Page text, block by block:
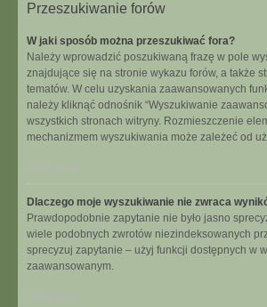
Przeszukiwanie forów
W jaki sposób można przeszukiwać fora?
Należy wprowadzić poszukiwaną frazę w pole
znajdujące się na stronie wykazu forów, a także
tematów. W celu uzyskania zaawansowanych
należy kliknąć odnośnik “Wyszukiwanie
wszystkich stronach witryny. Rozmieszczenie
mechanizmem wyszukiwania może zależeć od
Dlaczego moje wyszukiwanie nie zwraca
Prawdopodobnie zapytanie nie było jasno
wiele podobnych zwrotów niezindeksowanych
sprecyzuj zapytanie – użyj funkcji dostępnych w
zaawansowanym.